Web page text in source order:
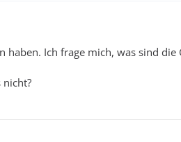
haben. Ich frage mich, was sind die
nicht?